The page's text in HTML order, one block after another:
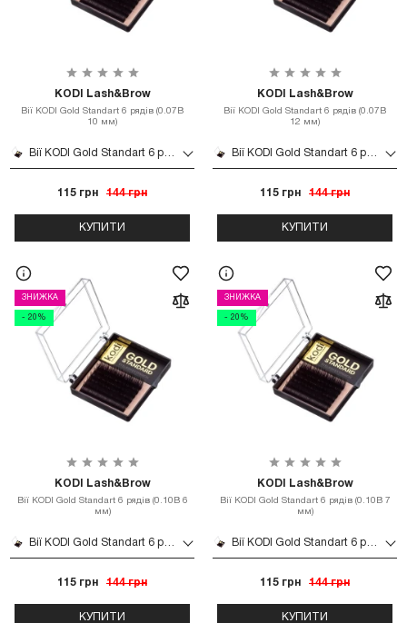
KODI Lash&Brow
Вії KODI Gold Standart 6 рядів (0.07B
10 мм)
115 грн 144 грн
КУПИТИ
KODI Lash&Brow
Вії KODI Gold Standart 6 рядів (0.07B
12 мм)
115 грн 144 грн
КУПИТИ
ЗНИЖКА
- 20%
KODI Lash&Brow
Вії KODI Gold Standart 6 рядів (0.10B 6
мм)
115 грн 144 грн
КУПИТИ
ЗНИЖКА
- 20%
KODI Lash&Brow
Вії KODI Gold Standart 6 рядів (0.10B 7
мм)
115 грн 144 грн
КУПИТИ